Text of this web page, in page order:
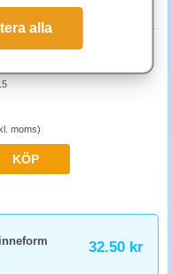
knappar och småsaker.
material rena. Märk
läraren letar fram material
Glasspinneform
moms)
KÖP
32.50 kr
alla